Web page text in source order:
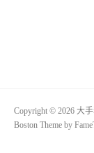
Copyright © 2026 大
Boston Theme by